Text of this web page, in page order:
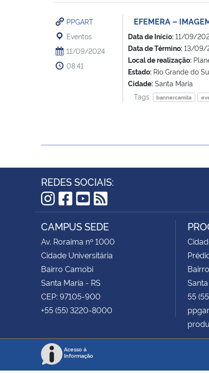
PPGART
Eventos
11/09/2024
08:41
EFEMERA –
Data de Início:11/09/
Data de Término:13/09/
Local de realização:
Estado:Rio Grande do
Cidade:Santa Maria
Tags:
bannercamila
REDES SOCIAIS:
Instagram
Facebook
YouTube
RSS
CAMPUS SEDE
Av. Roraima nº 1000
Cidade Universitária
Bairro Camobi
Santa Maria - RS
CEP: 97105-900
+55 (55) 3220-8000
55
Acesso à
Informação